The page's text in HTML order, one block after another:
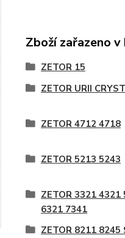
Zboží zařazeno
ZETOR 15
ZETOR URII
ZETOR 4712 4718
ZETOR 5213 5243
ZETOR 3321 4321
6321 7341
ZETOR 8211 8245